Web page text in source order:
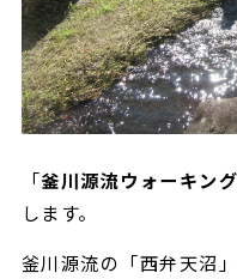
「釜川源流ウォーキング
します。
釜川源流の「西弁天沼